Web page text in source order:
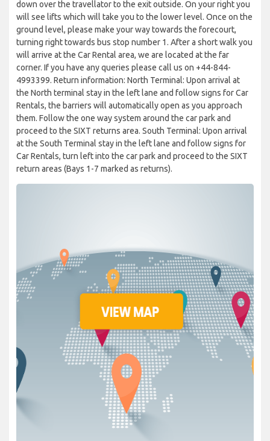
down over the travellator to the exit outside. On your right you
will see lifts which will take you to the lower level. Once on the
ground level, please make your way towards the forecourt,
turning right towards bus stop number 1. After a short walk you
will arrive at the Car Rental area, we are located at the far
corner. If you have any queries please call us on +44-844-
4993399. Return information: North Terminal: Upon arrival at
the North terminal stay in the left lane and follow signs for Car
Rentals, the barriers will automatically open as you approach
them. Follow the one way system around the car park and
proceed to the SIXT returns area. South Terminal: Upon arrival
at the South Terminal stay in the left lane and follow signs for
Car Rentals, turn left into the car park and proceed to the SIXT
return areas (Bays 1-7 marked as returns).